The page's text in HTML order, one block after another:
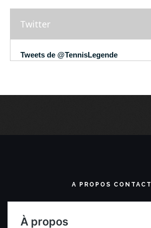
Twitter
Tweets de @TennisLegende
A PROPOS CONTACT